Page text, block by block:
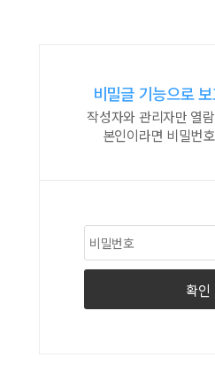
비밀글 기능으로
작성자와 관리자만 열
본인이라면 비밀번